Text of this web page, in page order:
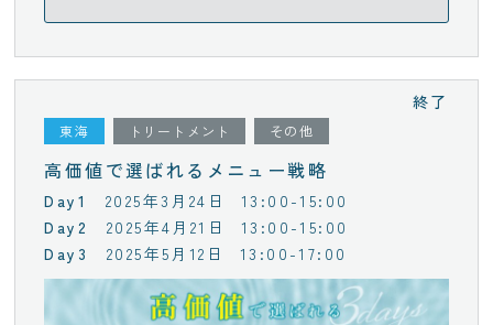
東海 トリートメント その他
高価値で選ばれるメニュー戦略
終了
2025年3月24日
13:00-15:00
2025年4月21日
13:00-15:00
2025年5月12日
13:00-17:00